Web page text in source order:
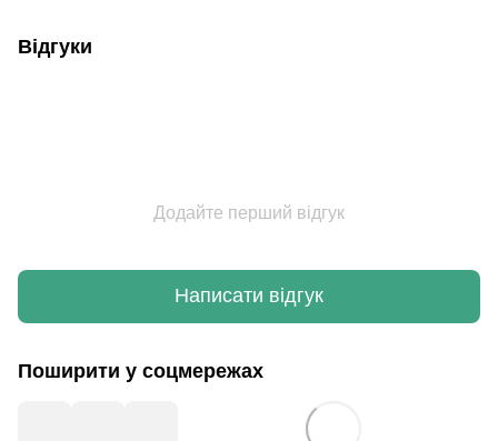
Відгуки
Додайте перший відгук
Написати відгук
Поширити у соцмережах